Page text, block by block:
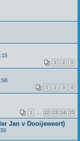
1 2 3
1 2 3 4
1 12 13 14 15
Jan v Dooijeweert)